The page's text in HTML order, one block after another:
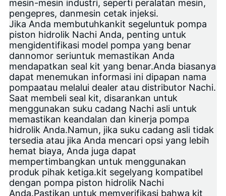
mesin-mesin industri, seperti peralatan mesin,
pengepres, danmesin cetak injeksi.
Jika Anda membutuhkankit segeluntuk pompa
piston hidrolik Nachi Anda, penting untuk
mengidentifikasi model pompa yang benar
dannomor seriuntuk memastikan Anda
mendapatkan seal kit yang benar.Anda biasanya
dapat menemukan informasi ini dipapan nama
pompaatau melalui dealer atau distributor Nachi.
Saat membeli seal kit, disarankan untuk
menggunakan suku cadang Nachi asli untuk
memastikan keandalan dan kinerja pompa
hidrolik Anda.Namun, jika suku cadang asli tidak
tersedia atau jika Anda mencari opsi yang lebih
hemat biaya, Anda juga dapat
mempertimbangkan untuk menggunakan
produk pihak ketiga.kit segelyang kompatibel
dengan pompa piston hidrolik Nachi
Anda.Pastikan untuk memverifikasi bahwa kit